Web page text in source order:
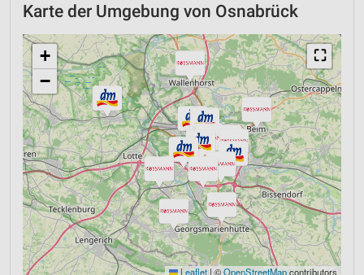
Karte der Umgebung von Osnabrück
⛶
+
−
Leaflet |©OpenStreetMapcontributors